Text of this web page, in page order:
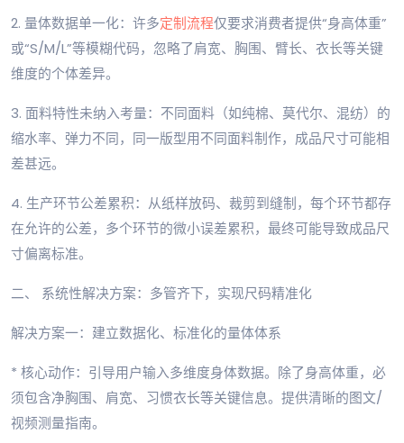
2. 量体数据单一化：许多定制流程仅要求消费者提供“身高体重”
或“S/M/L”等模糊代码，忽略了肩宽、胸围、臂长、衣长等关键
维度的个体差异。
3. 面料特性未纳入考量：不同面料（如纯棉、莫代尔、混纺）的
缩水率、弹力不同，同一版型用不同面料制作，成品尺寸可能相
差甚远。
4. 生产环节公差累积：从纸样放码、裁剪到缝制，每个环节都存
在允许的公差，多个环节的微小误差累积，最终可能导致成品尺
寸偏离标准。
二、 系统性解决方案：多管齐下，实现尺码精准化
解决方案一：建立数据化、标准化的量体体系
* 核心动作：引导用户输入多维度身体数据。除了身高体重，必
须包含净胸围、肩宽、习惯衣长等关键信息。提供清晰的图文/
视频测量指南。